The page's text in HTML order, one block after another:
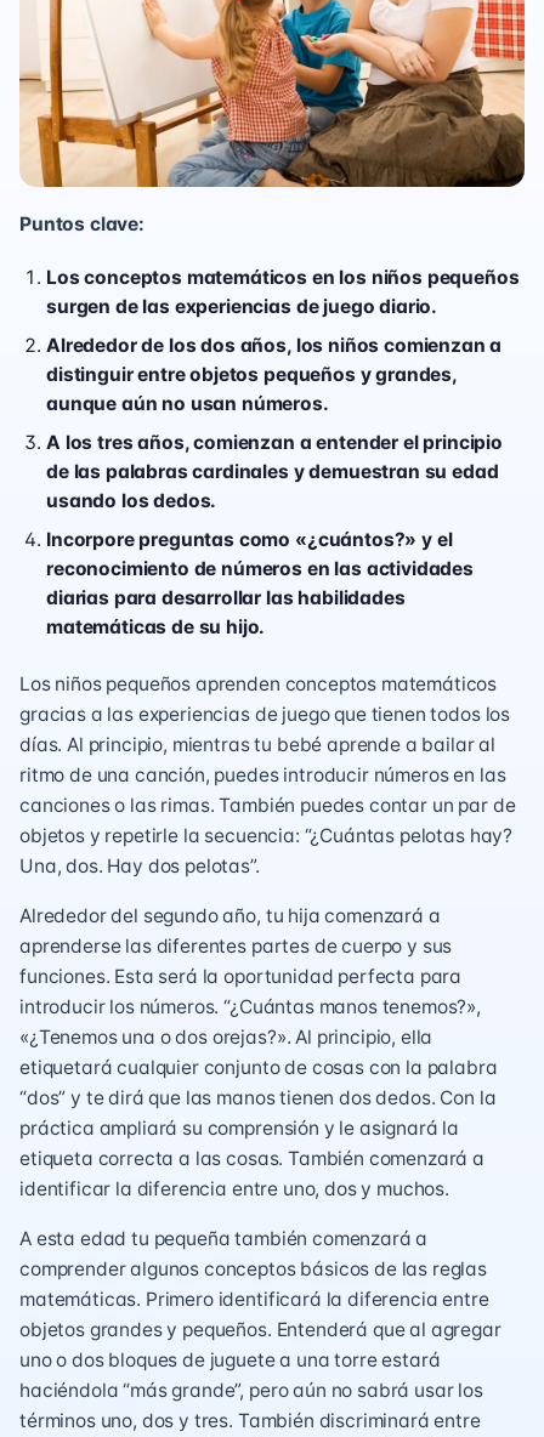
Puntos clave:
Los conceptos matemáticos en los niños pequeños
surgen de las experiencias de juego diario.
Alrededor de los dos años, los niños comienzan a
distinguir entre objetos pequeños y grandes,
aunque aún no usan números.
A los tres años, comienzan a entender el principio
de las palabras cardinales y demuestran su edad
usando los dedos.
Incorpore preguntas como «¿cuántos?» y el
reconocimiento de números en las actividades
diarias para desarrollar las habilidades
matemáticas de su hijo.
Los niños pequeños aprenden conceptos matemáticos
gracias a las experiencias de juego que tienen todos los
días. Al principio, mientras tu bebé aprende a bailar al
ritmo de una canción, puedes introducir números en las
canciones o las rimas. También puedes contar un par de
objetos y repetirle la secuencia: “¿Cuántas pelotas hay?
Una, dos. Hay dos pelotas”.
Alrededor del segundo año, tu hija comenzará a
aprenderse las diferentes partes de cuerpo y sus
funciones. Esta será la oportunidad perfecta para
introducir los números. “¿Cuántas manos tenemos?»,
«¿Tenemos una o dos orejas?». Al principio, ella
etiquetará cualquier conjunto de cosas con la palabra
“dos” y te dirá que las manos tienen dos dedos. Con la
práctica ampliará su comprensión y le asignará la
etiqueta correcta a las cosas. También comenzará a
identificar la diferencia entre uno, dos y muchos.
A esta edad tu pequeña también comenzará a
comprender algunos conceptos básicos de las reglas
matemáticas. Primero identificará la diferencia entre
objetos grandes y pequeños. Entenderá que al agregar
uno o dos bloques de juguete a una torre estará
haciéndola “más grande”, pero aún no sabrá usar los
términos uno, dos y tres. También discriminará entre